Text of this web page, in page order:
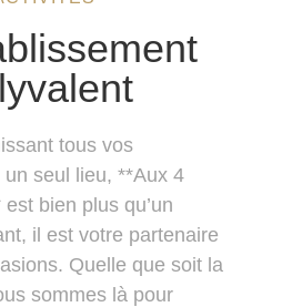
tous vos
un seul lieu, **Aux 4
bien plus qu’un
il est votre partenaire
Quelle que soit la
sommes là pour